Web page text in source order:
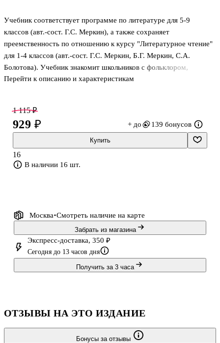
Учебник соответствует программе по литературе для 5-9
классов (авт.-сост. Г.С. Меркин), а также сохраняет
преемственность по отношению к курсу "Литературное чтение"
для 1-4 классов (авт.-сост. Г.С. Меркин, Б.Г. Меркин, С.А.
Болотова). Учебник знакомит школьников с фольклором,
произведениями русской и зарубежной литературы от древности
школ, гимназий и лицеев. Методический аппарат учебника
содержит возможности для обучения как на базовом, так и на
углублённом уровне. 3-е изд.
Перейти к описанию и характеристикам
1 115 ₽
929 ₽ + до 139 бонусов
Купить
16
В наличии 16 шт.
Москва Смотреть наличие на карте
Забрать из магазина
Экспресс-доставка, 350 ₽
Сегодня до 13 часов дня
Получить за 3 часа
ОТЗЫВЫ НА ЭТО ИЗДАНИЕ
Бонусы за отзывы